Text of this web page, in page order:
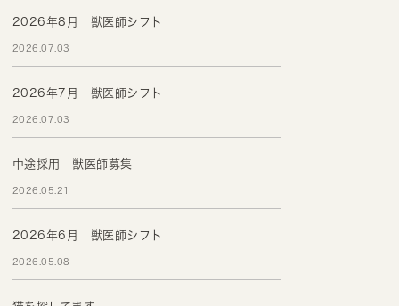
2026年8月 獣医師シフト
2026.07.03
2026年7月 獣医師シフト
2026.07.03
中途採用 獣医師募集
2026.05.21
2026年6月 獣医師シフト
2026.05.08